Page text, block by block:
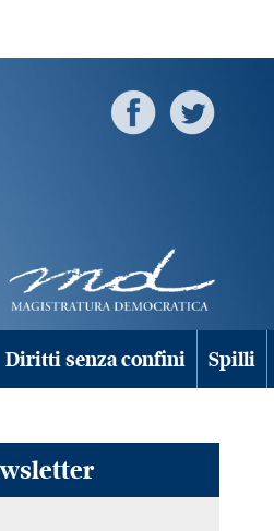
Diritti senza confini Spilli